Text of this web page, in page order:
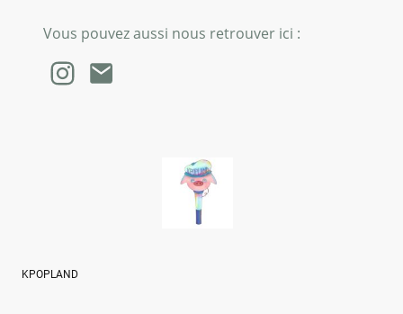
Vous pouvez aussi nous retrouver ici :
KPOPLAND